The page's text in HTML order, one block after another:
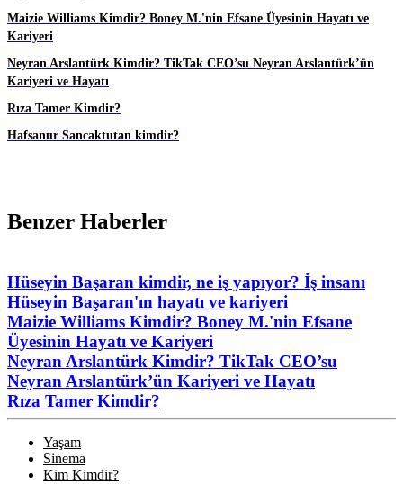
Maizie Williams Kimdir? Boney M.'nin Efsane Üyesinin Hayatı ve
Kariyeri
Neyran Arslantürk Kimdir? TikTak CEO’su Neyran Arslantürk’ün
Kariyeri ve Hayatı
Rıza Tamer Kimdir?
Hafsanur Sancaktutan kimdir?
Benzer Haberler
Hüseyin Başaran kimdir, ne iş yapıyor? İş insanı
Hüseyin Başaran'ın hayatı ve kariyeri
Maizie Williams Kimdir? Boney M.'nin Efsane
Üyesinin Hayatı ve Kariyeri
Neyran Arslantürk Kimdir? TikTak CEO’su
Neyran Arslantürk’ün Kariyeri ve Hayatı
Rıza Tamer Kimdir?
Yaşam
Sinema
Kim Kimdir?